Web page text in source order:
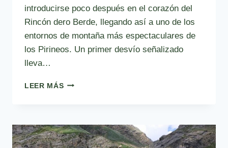
introducirse poco después en el corazón del
Rincón dero Berde, llegando así a uno de los
entornos de montaña más espectaculares de
los Pirineos. Un primer desvío señalizado
lleva…
LEER MÁSRUTA
RINCÓN
DE